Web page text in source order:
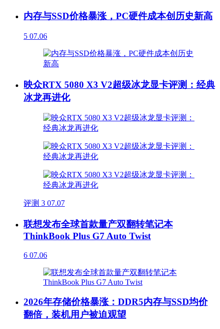
内存与SSD价格暴涨，PC硬件成本创历史新高
5 07.06
映众RTX 5080 X3 V2超级冰龙显卡评测：经典
冰龙再进化
评测 3 07.07
联想发布全球首款量产双翻转笔记本
ThinkBook Plus G7 Auto Twist
6 07.06
2026年存储价格暴涨：DDR5内存与SSD均价
翻倍，装机用户被迫观望